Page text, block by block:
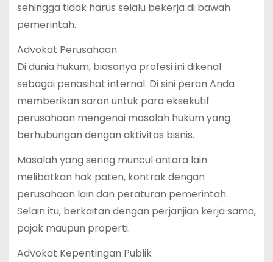
sehingga tidak harus selalu bekerja di bawah
pemerintah.
Advokat Perusahaan
Di dunia hukum, biasanya profesi ini dikenal
sebagai penasihat internal. Di sini peran Anda
memberikan saran untuk para eksekutif
perusahaan mengenai masalah hukum yang
berhubungan dengan aktivitas bisnis.
Masalah yang sering muncul antara lain
melibatkan hak paten, kontrak dengan
perusahaan lain dan peraturan pemerintah.
Selain itu, berkaitan dengan perjanjian kerja sama,
pajak maupun properti.
Advokat Kepentingan Publik